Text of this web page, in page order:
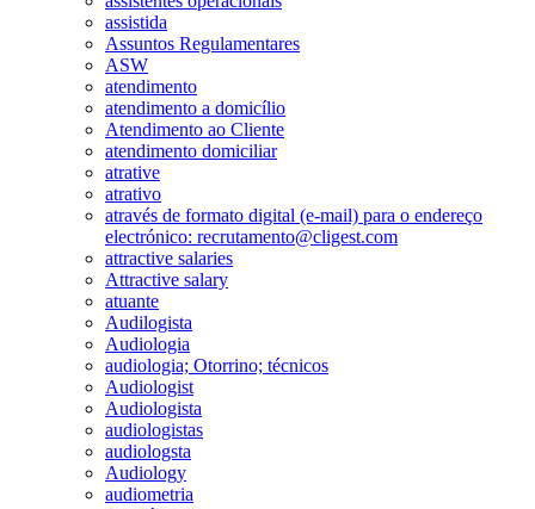
assistida
Assuntos Regulamentares
ASW
atendimento
atendimento a domicílio
Atendimento ao Cliente
atendimento domiciliar
atrative
atrativo
através de formato digital (e-mail) para o endereço
electrónico: recrutamento@cligest.com
attractive salaries
Attractive salary
atuante
Audilogista
Audiologia
audiologia; Otorrino; técnicos
Audiologist
Audiologista
audiologistas
audiologsta
Audiology
audiometria